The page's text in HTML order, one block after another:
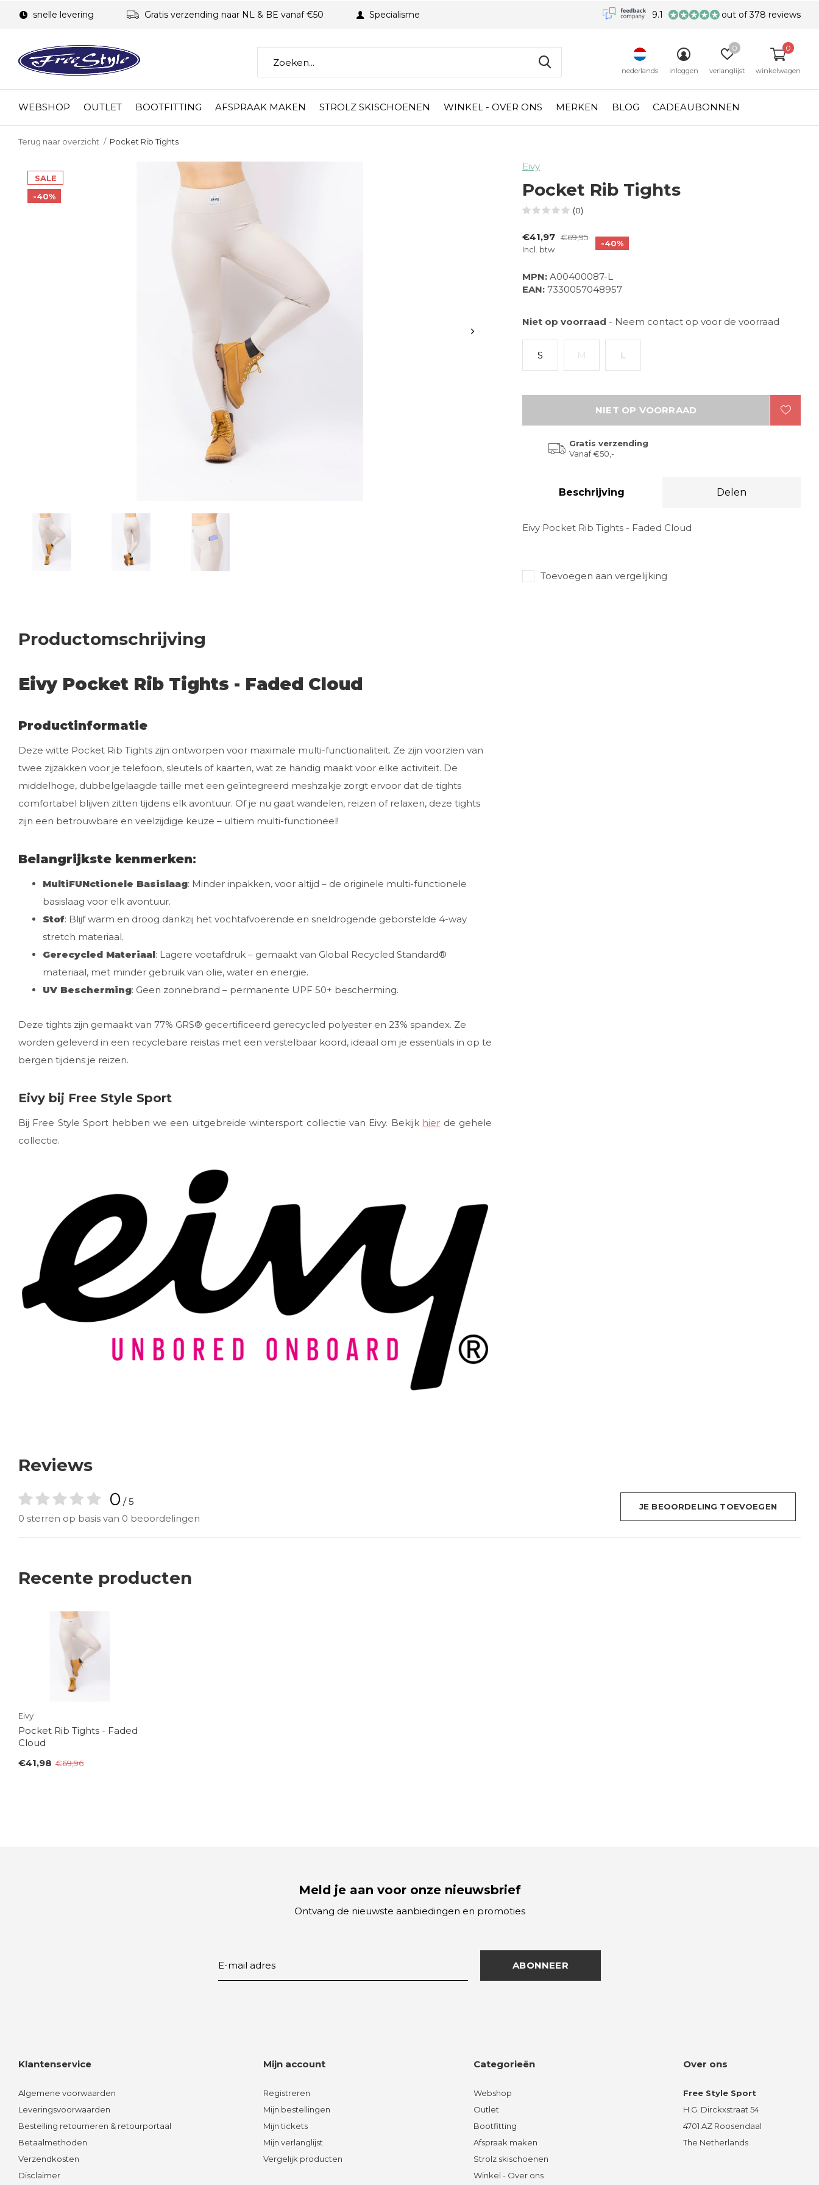
WEBSHOP OUTLET BOOTFITTING AFSPRAAK MAKEN STROLZ SKISCHOENEN WINKEL - OVER ONS MERKEN BLOG CADEAUBONNEN
nederlands inloggen verlanglijst
0
winkelwagen
0
snelle levering Gratis verzending naar NL & BE vanaf €50 Specialisme 9.1 out of 378 reviews
Terug naar overzicht Pocket Rib Tights
SALE
-40%
Eivy
Pocket Rib Tights
(0)
€41,97 €69,95
Incl. btw
-40%
MPN: A00400087-L
EAN: 7330057048957
Niet op voorraad - Neem contact op voor de voorraad
S M L
NIET OP VOORRAAD
Gratis verzending
Vanaf €50,-
Beschrijving Delen
Eivy Pocket Rib Tights - Faded Cloud
Toevoegen aan vergelijking
Productomschrijving
Eivy Pocket Rib Tights - Faded Cloud
Productinformatie
Deze witte Pocket Rib Tights zijn ontworpen voor maximale multi-functionaliteit. Ze zijn voorzien van
twee zijzakken voor je telefoon, sleutels of kaarten, wat ze handig maakt voor elke activiteit. De
middelhoge, dubbelgelaagde taille met een geïntegreerd meshzakje zorgt ervoor dat de tights
comfortabel blijven zitten tijdens elk avontuur. Of je nu gaat wandelen, reizen of relaxen, deze tights
zijn een betrouwbare en veelzijdige keuze – ultiem multi-functioneel!
Belangrijkste kenmerken:
MultiFUNctionele Basislaag: Minder inpakken, voor altijd – de originele multi-functionele
basislaag voor elk avontuur.
Stof: Blijf warm en droog dankzij het vochtafvoerende en sneldrogende geborstelde 4-way
stretch materiaal.
Gerecycled Materiaal: Lagere voetafdruk – gemaakt van Global Recycled Standard®
materiaal, met minder gebruik van olie, water en energie.
UV Bescherming: Geen zonnebrand – permanente UPF 50+ bescherming.
Deze tights zijn gemaakt van 77% GRS® gecertificeerd gerecycled polyester en 23% spandex. Ze
worden geleverd in een recyclebare reistas met een verstelbaar koord, ideaal om je essentials in op te
bergen tijdens je reizen.
Eivy bij Free Style Sport
Bij Free Style Sport hebben we een uitgebreide wintersport collectie van Eivy. Bekijk hier de gehele
collectie.
Reviews
0 / 5
0 sterren op basis van 0 beoordelingen
JE BEOORDELING TOEVOEGEN
Recente producten
Eivy
Pocket Rib Tights - Faded
Cloud
€41,98 €69,96
Meld je aan voor onze nieuwsbrief
Ontvang de nieuwste aanbiedingen en promoties
ABONNEER
Klantenservice
Algemene voorwaarden
Leveringsvoorwaarden
Bestelling retourneren & retourportaal
Betaalmethoden
Verzendkosten
Disclaimer
Mijn account
Registreren
Mijn bestellingen
Mijn tickets
Mijn verlanglijst
Vergelijk producten
Categorieën
Webshop
Outlet
Bootfitting
Afspraak maken
Strolz skischoenen
Winkel - Over ons
Over ons
Free Style Sport
H.G. Dirckxstraat 54
4701 AZ Roosendaal
The Netherlands